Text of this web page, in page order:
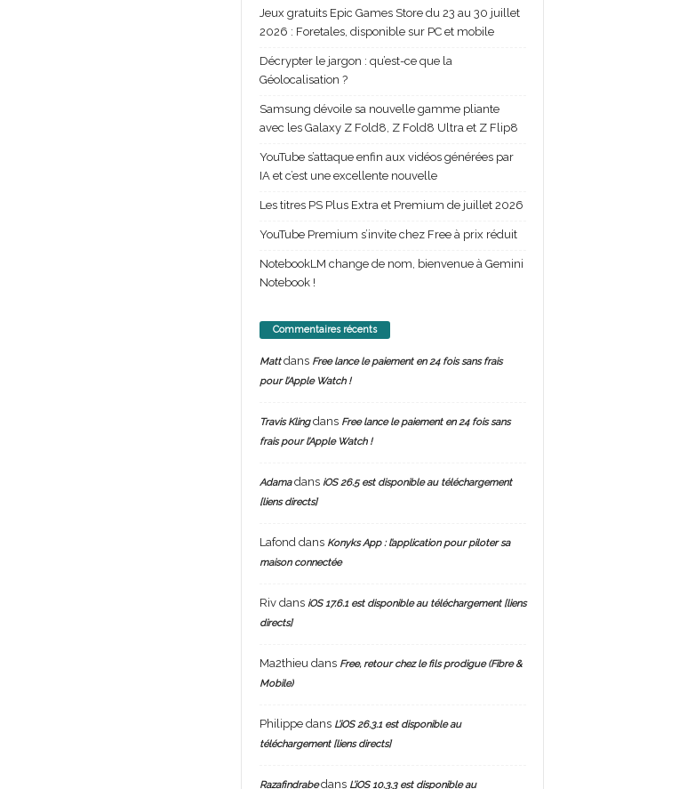
Jeux gratuits Epic Games Store du 23 au 30 juillet
2026 : Foretales, disponible sur PC et mobile
Décrypter le jargon : qu’est-ce que la
Géolocalisation ?
Samsung dévoile sa nouvelle gamme pliante
avec les Galaxy Z Fold8, Z Fold8 Ultra et Z Flip8
YouTube s’attaque enfin aux vidéos générées par
IA et c’est une excellente nouvelle
Les titres PS Plus Extra et Premium de juillet 2026
YouTube Premium s’invite chez Free à prix réduit
NotebookLM change de nom, bienvenue à Gemini
Notebook !
Commentaires récents
Mattdans Free lance le paiement en 24 fois sans frais
pour l’Apple Watch !
Travis Klingdans Free lance le paiement en 24 fois sans
frais pour l’Apple Watch !
Adamadans iOS 26.5 est disponible au téléchargement
[liens directs]
Lafond dans Konyks App : l’application pour piloter sa
maison connectée
Rivdans iOS 17.6.1 est disponible au téléchargement [liens
directs]
Ma2thieu dans Free, retour chez le fils prodigue (Fibre &
Mobile)
Philippedans L’iOS 26.3.1 est disponible au
téléchargement [liens directs]
Razafindrabedans L’iOS 10.3.3 est disponible au